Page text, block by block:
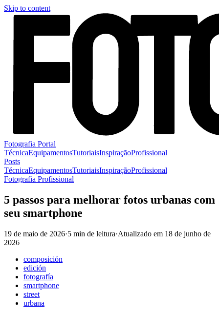
Skip to content
Fotografia Portal
TécnicaEquipamentosTutoriaisInspiraçãoProfissional
Posts
TécnicaEquipamentosTutoriaisInspiraçãoProfissional
Fotografia Profissional
5 passos para melhorar fotos urbanas com
seu smartphone
19 de maio de 2026·5 min de leitura·Atualizado em 18 de junho de
2026
composición
edición
fotografía
smartphone
street
urbana